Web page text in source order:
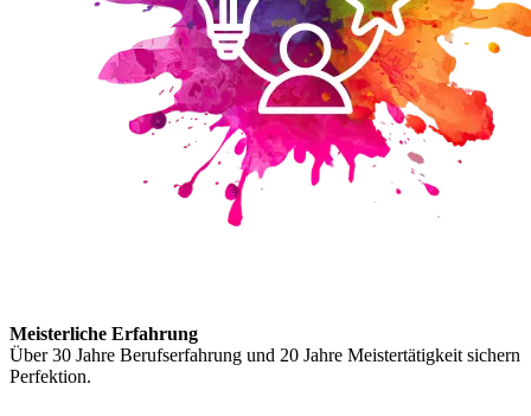
Meisterliche Erfahrung
Über 30 Jahre Berufserfahrung und 20 Jahre Meistertätigkeit sichern
Perfektion.